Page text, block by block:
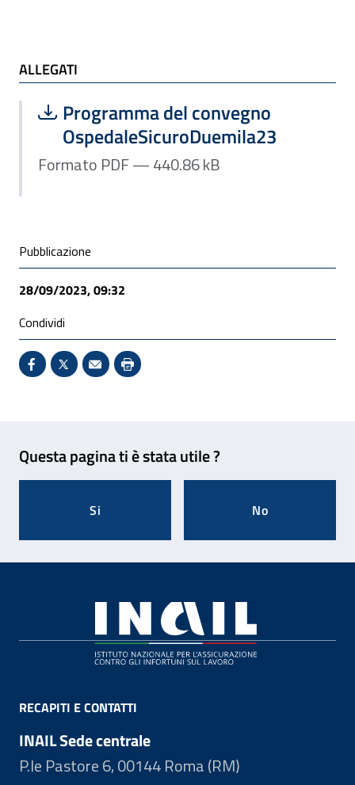
ALLEGATI
ALLEGATI
Scarica file:
Programma del convegno
OspedaleSicuroDuemila23
Formato PDF — Dimensione 440.86 kB
Formato PDF — 440.86 kB
Condivisione social
Pubblicazione
28/09/2023, 09:32
Condividi
Condividi su Facebook - Sito esterno - Apertura in
X - Sito esterno - Apertura in nuova finestra
Invio Mail: apre il programma di posta
Stampa pagina: scelta meno
Questa pagina ti è stata utile ?
Si No
RECAPITI E CONTATTI
INAIL Sede centrale
P.le Pastore 6, 00144 Roma (RM)